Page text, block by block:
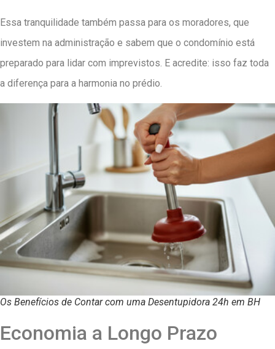
Essa tranquilidade também passa para os moradores, que
investem na administração e sabem que o condomínio está
preparado para lidar com imprevistos. E acredite: isso faz toda
a diferença para a harmonia no prédio.
Os Benefícios de Contar com uma Desentupidora 24h em BH
Economia a Longo Prazo